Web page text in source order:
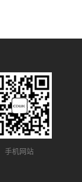
手机网站